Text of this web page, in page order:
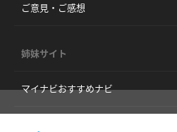
ご意見・ご感想
姉妹サイト
マイナビおすすめナビ